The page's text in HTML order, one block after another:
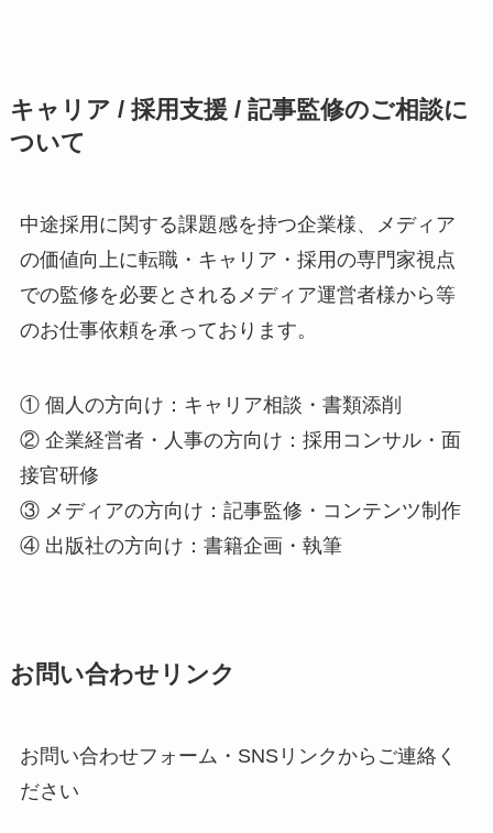
キャリア / 採用支援 / 記事監修のご相談に
ついて
中途採用に関する課題感を持つ企業様、メディア
の価値向上に転職・キャリア・採用の専門家視点
での監修を必要とされるメディア運営者様から等
のお仕事依頼を承っております。
① 個人の方向け：キャリア相談・書類添削
② 企業経営者・人事の方向け：採用コンサル・面
接官研修
③ メディアの方向け：記事監修・コンテンツ制作
④ 出版社の方向け：書籍企画・執筆
お問い合わせリンク
お問い合わせフォーム・SNSリンクからご連絡く
ださい